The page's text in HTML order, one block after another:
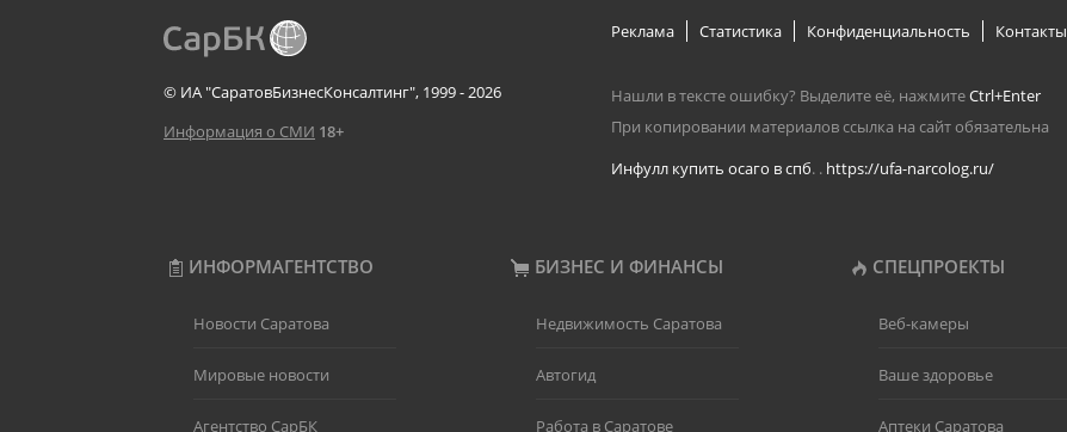
© ИА "СаратовБизнесКонсалтинг", 1999 - 2026
Информация о СМИ 18+
Реклама Статистика Конфиденциальность Контакты
Нашли в тексте ошибку? Выделите её, нажмитеCtrl+Enter
При копировании материалов ссылка на сайт обязательна
Инфулл купить осаго в спб. . https://ufa-narcolog.ru/
ИНФОРМАГЕНТСТВО БИЗНЕС И ФИНАНСЫ СПЕЦПРОЕКТЫ
Новости Саратова
Мировые новости
Агентство СарБК
Недвижимость Саратова
Автогид
Работа в Саратове
Веб-камеры
Ваше здоровье
Аптеки Саратова